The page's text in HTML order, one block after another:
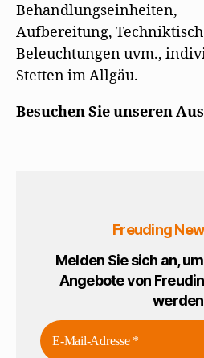
Behandlungseinheiten,
Aufbereitung,
Beleuchtungen uvm.,
Stetten im Allgäu.
Besuchen Sie unseren
Freuding
Melden Sie sich an,
Angebote von